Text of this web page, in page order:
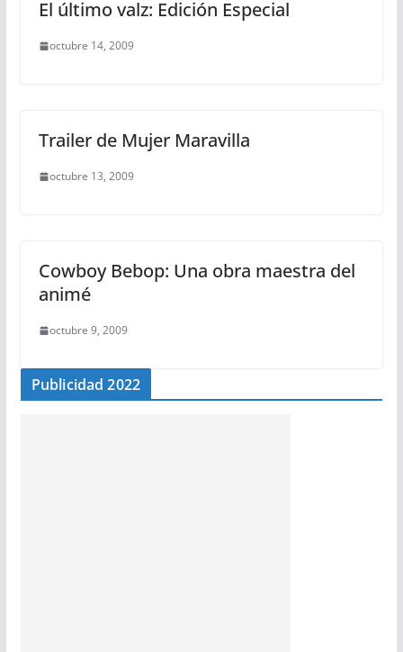
El último valz: Edición Especial
octubre 14, 2009
Trailer de Mujer Maravilla
octubre 13, 2009
Cowboy Bebop: Una obra maestra del
animé
octubre 9, 2009
Publicidad 2022